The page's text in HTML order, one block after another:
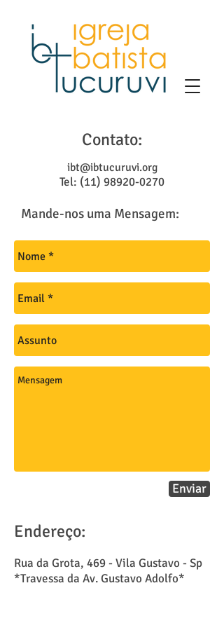
Contato:
ibt@ibtucuruvi.org
Tel: (11) 98920-0270
Mande-nos uma Mensagem:
Enviar
Endereço:
Rua da Grota, 469 - Vila Gustavo - Sp
*Travessa da Av. Gustavo Adolfo*